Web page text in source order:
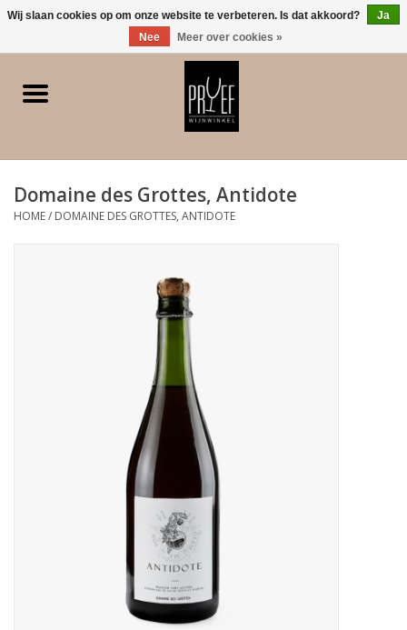
0 Artikelen - €0,00
Home
Witte wijn
Dessert/Versterkt/Gedistilleerd
Domaine des Grottes, Antidote
HOME/ DOMAINE DES GROTTES, ANTIDOTE
Wij slaan cookies op om onze website te verbeteren. Is dat akkoord?
Ja
Nee
Meer over cookies »